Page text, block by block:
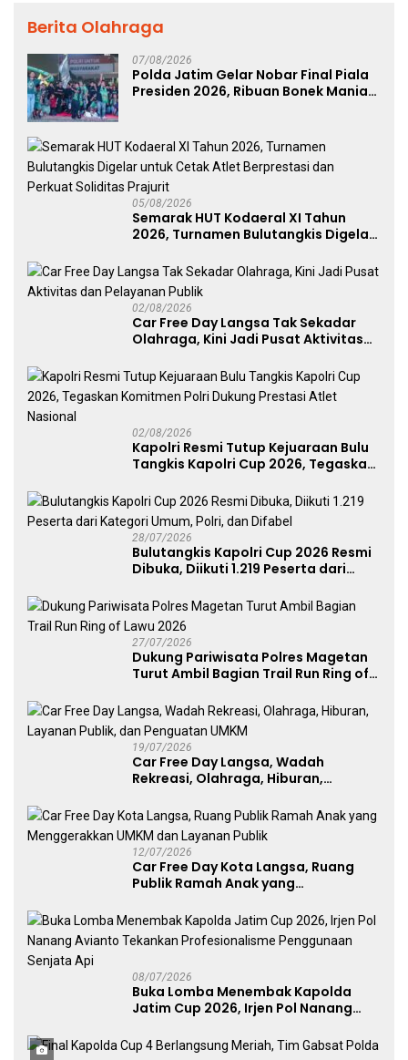
Berita Olahraga
07/08/2026
Polda Jatim Gelar Nobar Final Piala
Presiden 2026, Ribuan Bonek Mania
05/08/2026
Semarak HUT Kodaeral XI Tahun
2026, Turnamen Bulutangkis Digelar
Perkuat Soliditas Prajurit
02/08/2026
Car Free Day Langsa Tak Sekadar
Olahraga, Kini Jadi Pusat Aktivitas
02/08/2026
Kapolri Resmi Tutup Kejuaraan Bulu
Tangkis Kapolri Cup 2026, Tegaskan
Atlet Nasional
28/07/2026
Bulutangkis Kapolri Cup 2026 Resmi
Dibuka, Diikuti 1.219 Peserta dari
27/07/2026
Dukung Pariwisata Polres Magetan
Turut Ambil Bagian Trail Run Ring of
19/07/2026
Car Free Day Langsa, Wadah
Rekreasi, Olahraga, Hiburan,
UMKM
12/07/2026
Car Free Day Kota Langsa, Ruang
Publik Ramah Anak yang
Publik
08/07/2026
Buka Lomba Menembak Kapolda
Jatim Cup 2026, Irjen Pol Nanang
Penggunaan Senjata Api